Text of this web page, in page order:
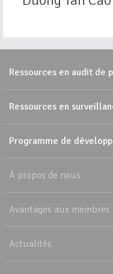
Ressources en audit de
Ressources en
Programme de
À propos de nous
Avantages aux membres
Actualités